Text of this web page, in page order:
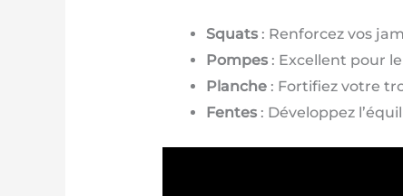
Squats: Renforcez vos
Pompes: Excellent pour
Planche: Fortifiez votre
Fentes: Développez